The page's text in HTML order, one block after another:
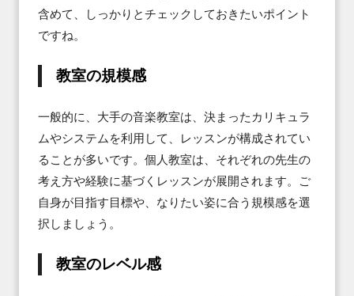
含めて、しっかりとチェックしておきたいポイント
ですね。
教室の規模感
一般的に、大手の音楽教室は、決まったカリキュラ
ムやシステムを利用して、レッスンが構成されてい
ることが多いです。個人教室は、それぞれの先生の
考え方や経験に基づくレッスンが展開されます。ご
自身が目指す目標や、なりたい姿に合う規模感を選
択しましょう。
教室のレベル感